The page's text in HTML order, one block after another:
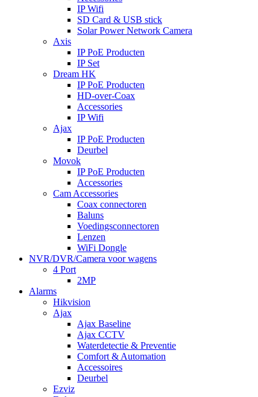
IP Wifi
SD Card & USB stick
Solar Power Network Camera
Axis
IP PoE Producten
IP Set
Dream HK
IP PoE Producten
HD-over-Coax
Accessories
IP Wifi
Ajax
IP PoE Producten
Deurbel
Movok
IP PoE Producten
Accessories
Cam Accessories
Coax connectoren
Baluns
Voedingsconnectoren
Lenzen
WiFi Dongle
NVR/DVR/Camera voor wagens
4 Port
2MP
Alarms
Hikvision
Ajax
Ajax Baseline
Ajax CCTV
Waterdetectie & Preventie
Comfort & Automation
Accessoires
Deurbel
Ezviz